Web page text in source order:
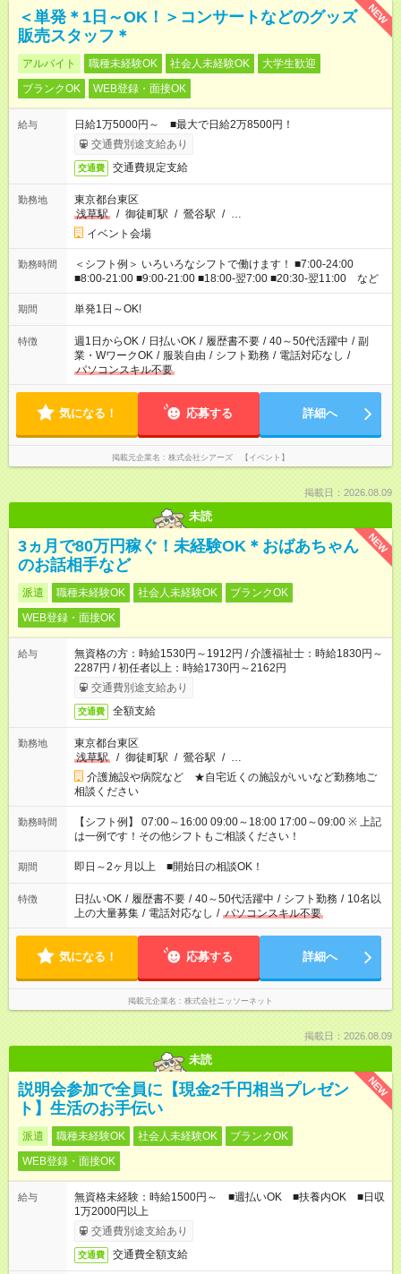
NEW
＜単発＊1日～OK！＞コンサートなどのグッズ
販売スタッフ＊
アルバイト 職種未経験OK 社会人未経験OK
大学生歓迎
ブランクOK
WEB登録・面接OK
給与
日給1万5000円～ ■最大で日給2万8500円！
交通費別途支給あり
交通費 交通費規定支給
勤務地
東京都台東区
浅草駅
/ 御徒町駅 / 鶯谷駅 / …
イベント会場
勤務時間
＜シフト例＞ いろいろなシフトで働けます！ ■7:00-24:00
■8:00-21:00 ■9:00-21:00 ■18:00-翌7:00 ■20:30-翌11:00 など
期間 単発1日～OK!
特徴 週1日からOK / 日払いOK / 履歴書不要 / 40～50代活躍中 / 副
業・WワークOK / 服装自由 / シフト勤務 / 電話対応なし /
パソコンスキル不要
気になる！ 応募する 詳細へ
掲載元企業名 株式会社シアーズ 【イベント】
掲載日：2026.08.09
未読
NEW
3ヵ月で80万円稼ぐ！未経験OK＊おばあちゃん
のお話相手など
派遣 職種未経験OK 社会人未経験OK
ブランクOK
WEB登録・面接OK
給与
無資格の方：時給1530円～1912円 / 介護福祉士：時給1830円～
2287円 / 初任者以上：時給1730円～2162円
交通費別途支給あり
交通費 全額支給
勤務地
東京都台東区
浅草駅
/ 御徒町駅 / 鶯谷駅 / …
介護施設や病院など ★自宅近くの施設がいいなど勤務地ご
相談ください
勤務時間
【シフト例】 07:00～16:00 09:00～18:00 17:00～09:00 ※ 上記
は一例です！その他シフトもご相談ください！
期間 即日～2ヶ月以上 ■開始日の相談OK！
特徴 日払いOK / 履歴書不要 / 40～50代活躍中 / シフト勤務 / 10名以
上の大量募集 / 電話対応なし / パソコンスキル不要
気になる！ 応募する 詳細へ
掲載元企業名 株式会社ニッソーネット
掲載日：2026.08.09
未読
NEW
説明会参加で全員に【現金2千円相当プレゼン
ト】生活のお手伝い
派遣 職種未経験OK 社会人未経験OK
ブランクOK
WEB登録・面接OK
給与
無資格未経験：時給1500円～ ■週払いOK ■扶養内OK ■日収
1万2000円以上
交通費別途支給あり
交通費 交通費全額支給